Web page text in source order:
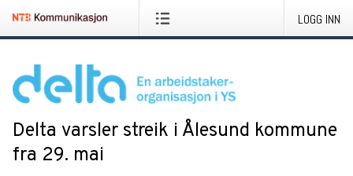
LOGG INN
Delta varsler streik i Ålesund kommune
fra 29. mai